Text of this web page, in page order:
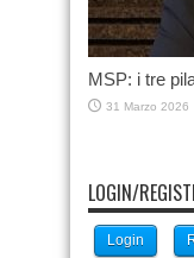
MSP: i tre
31 Marzo 2026
LOGIN/
Login